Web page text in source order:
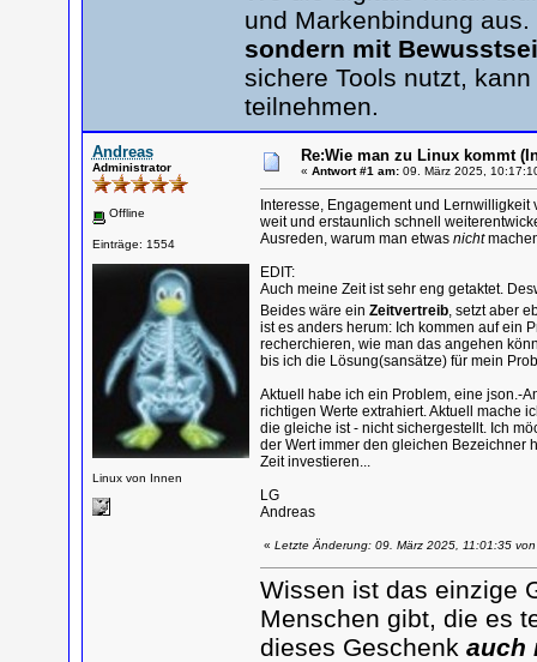
und Markenbindung aus.
sondern mit
sichere Tools nutzt,
teilnehmen.
Andreas
Administrator
Offline
Einträge: 1554
Linux von Innen
Re:Wie man zu Linux kommt
« Antwort #1 am:09. März 2025,
Interesse, Engagement und
weit und erstaunlich schnell
Ausreden, warum man etwas nicht
EDIT:
Auch meine Zeit ist sehr eng getaktet.
Beides wäre ein Zeitvertreib, setzt aber
ist es anders herum: Ich kommen auf ein
recherchieren, wie man das angehen
bis ich die Lösung(sansätze) für mein
Aktuell habe ich ein Problem, eine json.-
richtigen Werte extrahiert. Aktuell mache
die gleiche ist - nicht sichergestellt. Ich
der Wert immer den gleichen Bezeichner
Zeit investieren...
LG
Andreas
« Letzte Änderung: 09. März 2025, 11:01:35
Wissen ist das einzige
Menschen gibt, die es
dieses Geschenk auch